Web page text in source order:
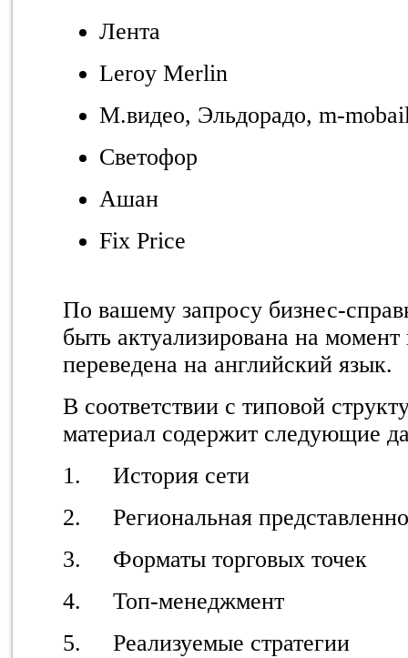
Лента
Leroy Merlin
М.видео, Эльдорадо, m-
Светофор
Ашан
Fix Price
По вашему запросу бизнес-
быть актуализирована на
переведена на английский язык.
В соответствии с типовой
материал содержит следующие
1. История сети
2. Региональная
3. Форматы торговых точек
4. Топ-менеджмент
5. Реализуемые стратегии